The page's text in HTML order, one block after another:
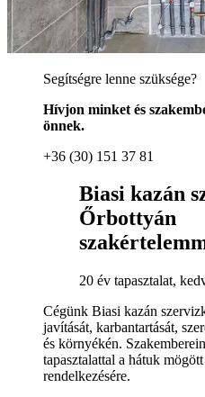
Segítségre lenne szüksége?
Hívjon minket és
önnek.
+36 (30) 151 37 81
Biasi kazán
Őrbottyán
20 év tapasztalat,
Cégünk Biasi kazán
javítását, karbantartását,
és környékén.
tapasztalattal a hátuk
rendelkezésére.